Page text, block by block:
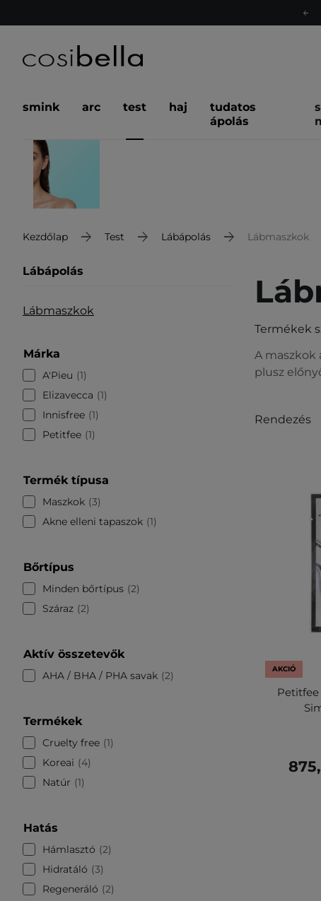
smink arc test haj
tudatos
ápolás
Kezdőlap Test Lábápolás Lábmaszkok
Lábápolás
Lábmaszkok
Márka
A'Pieu
1
Elizavecca
1
Innisfree 1
Petitfee 1
Termék típusa
Maszkok 3
Akne elleni tapaszok 1
Bőrtípus
Minden bőrtípus 2
Száraz 2
Aktív összetevők
AHA / BHA / PHA savak 2
Termékek
Cruelty free 1
Koreai
4
Natúr
1
Hatás
Hámlasztó
2
Hidratáló
3
Regeneráló
2
Termékek
A maszkok
plusz
Rendezés
AKCIÓ
Petitfee